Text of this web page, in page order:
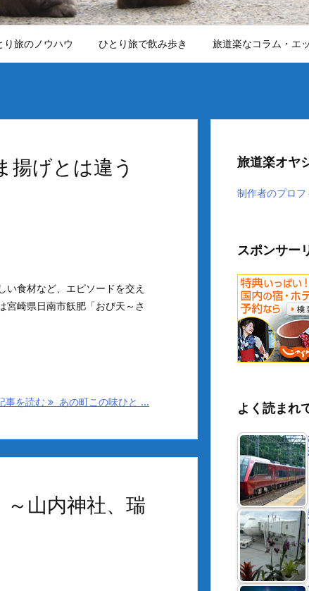
り旅のノウハウ ひとり旅で飲み歩き 旅道楽なコラム・エ
揚げとは違う
食材など、エピソードを交え
宮崎県日南市飫肥「おび天～さ
事を読む あの町この味ひと ...
山内神社、瑞
旅道楽オヤ
制作者のプロ
スポンサー
よく読まれ